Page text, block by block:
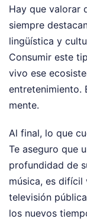
Hay que valorar
siempre
lingüística y
Consumir este
vivo ese
entretenimiento.
mente.
Al final, lo que
Te aseguro que
profundidad de
música, es difícil
televisión
los nuevos